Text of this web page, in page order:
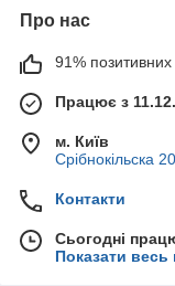
Про нас
91% позитивних
Працює з
м. Київ
Срібнокільска
Контакти
Сьогодні
Показати весь